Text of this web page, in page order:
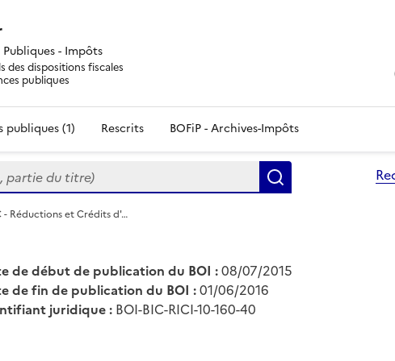
- Impôts
des dispositions fiscales
publiques
(1) Rescrits BOFiP - Archives-Impôts
du titre)
- Réductions et Crédits d'…
de début de publication du BOI :08/07/2015
de fin de publication du BOI :01/06/2016
juridique : BOI-BIC-RICI-10-160-40